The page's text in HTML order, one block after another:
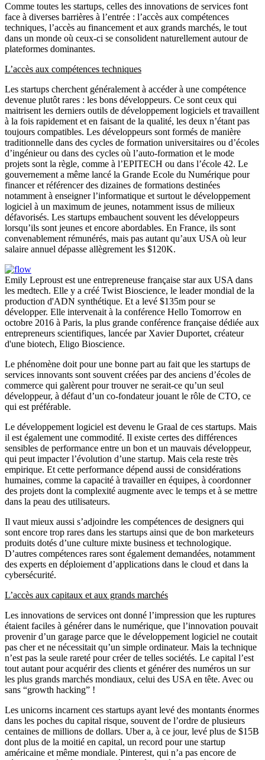
Comme toutes les startups, celles des innovations de services font
face à diverses barrières à l’entrée : l’accès aux compétences
techniques, l’accès au financement et aux grands marchés, le tout
dans un monde où ceux-ci se consolident naturellement autour de
plateformes dominantes.
L’accès aux compétences techniques
Les startups cherchent généralement à accéder à une compétence
devenue plutôt rares : les bons développeurs. Ce sont ceux qui
maitrisent les derniers outils de développement logiciels et travaillent
à la fois rapidement et en faisant de la qualité, les deux n’étant pas
toujours compatibles. Les développeurs sont formés de manière
traditionnelle dans des cycles de formation universitaires ou d’écoles
d’ingénieur ou dans des cycles où l’auto-formation et le mode
projets sont la règle, comme à l’EPITECH ou dans l’école 42. Le
gouvernement a même lancé la Grande Ecole du Numérique pour
financer et référencer des dizaines de formations destinées
notamment à enseigner l’informatique et surtout le développement
logiciel à un maximum de jeunes, notamment issus de milieux
défavorisés. Les startups embauchent souvent les développeurs
lorsqu’ils sont jeunes et encore abordables. En France, ils sont
convenablement rémunérés, mais pas autant qu’aux USA où leur
salaire annuel dépasse allègrement les $120K.
Emily Leproust est une entrepreneuse française star aux USA dans
les medtech. Elle y a créé Twist Bioscience, le leader mondial de la
production d'ADN synthétique. Et a levé $135m pour se
développer. Elle intervenait à la conférence Hello Tomorrow en
octobre 2016 à Paris, la plus grande conférence française dédiée aux
entrepreneurs scientifiques, lancée par Xavier Duportet, créateur
d'une biotech, Eligo Bioscience.
Le phénomène doit pour une bonne part au fait que les startups de
services innovants sont souvent créées par des anciens d’écoles de
commerce qui galèrent pour trouver ne serait-ce qu’un seul
développeur, à défaut d’un co-fondateur jouant le rôle de CTO, ce
qui est préférable.
Le développement logiciel est devenu le Graal de ces startups. Mais
il est également une commodité. Il existe certes des différences
sensibles de performance entre un bon et un mauvais développeur,
qui peut impacter l’évolution d’une startup. Mais cela reste très
empirique. Et cette performance dépend aussi de considérations
humaines, comme la capacité à travailler en équipes, à coordonner
des projets dont la complexité augmente avec le temps et à se mettre
dans la peau des utilisateurs.
Il vaut mieux aussi s’adjoindre les compétences de designers qui
sont encore trop rares dans les startups ainsi que de bon marketeurs
produits dotés d’une culture mixte business et technologique.
D’autres compétences rares sont également demandées, notamment
des experts en déploiement d’applications dans le cloud et dans la
cybersécurité.
L’accès aux capitaux et aux grands marchés
Les innovations de services ont donné l’impression que les ruptures
étaient faciles à générer dans le numérique, que l’innovation pouvait
provenir d’un garage parce que le développement logiciel ne coutait
pas cher et ne nécessitait qu’un simple ordinateur. Mais la technique
n’est pas la seule rareté pour créer de telles sociétés. Le capital l’est
tout autant pour acquérir des clients et générer des numéros un sur
les plus grands marchés mondiaux, celui des USA en tête. Avec ou
sans “growth hacking” !
Les unicorns incarnent ces startups ayant levé des montants énormes
dans les poches du capital risque, souvent de l’ordre de plusieurs
centaines de millions de dollars. Uber a, à ce jour, levé plus de $15B
dont plus de la moitié en capital, un record pour une startup
américaine et même mondiale. Pinterest, qui n’a pas encore de